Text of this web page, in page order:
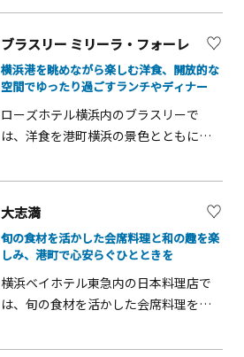
く、家族や友人、カップル旅行におす
町横浜の雰囲気を感じながら贅沢なひ
とときを過ごせます。ランチやディナ
ーに対応しており、記念日にも最適で
す。
ブラスリー ミリーラ・フォーレ
横浜港を眺めながら楽しむ洋食、開放的な
空間でゆったり過ごすランチやディナー
ローズホテル横浜内のブラスリーで
は、洋食を港町横浜の景色とともに楽
利用でき、家族連れやカップル、観光
料理やスイーツが揃い、観光やショッ
ピングの合間に立ち寄りやすく、ゆっ
たりとした時間を提供します。
大志満
旬の食材を活かした会席料理と和の趣を楽
しみ、港町で心安らぐひとときを
横浜ベイホテル東急内の日本料理店で
は、旬の食材を活かした会席料理を落
横浜の景色を眺めながら贅沢な食事時